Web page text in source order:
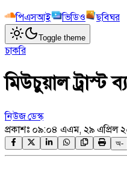
পিএসআই
ভিডিও ছবিঘর
Toggle theme
চাকরি
মিউচুয়াল ট্রাস্ট
নিউজ ডেস্ক
প্রকাশঃ ০৯:০৪ এএম, ২৯ এপ্রিল
অ-